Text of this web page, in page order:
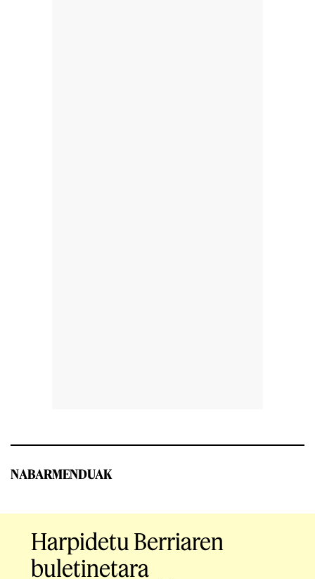
NABARMENDUAK
Harpidetu Berriaren
buletinetara